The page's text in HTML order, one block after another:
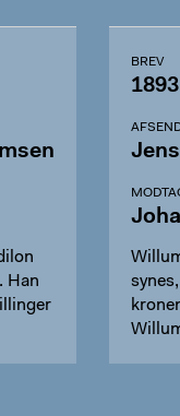
Han
BREV